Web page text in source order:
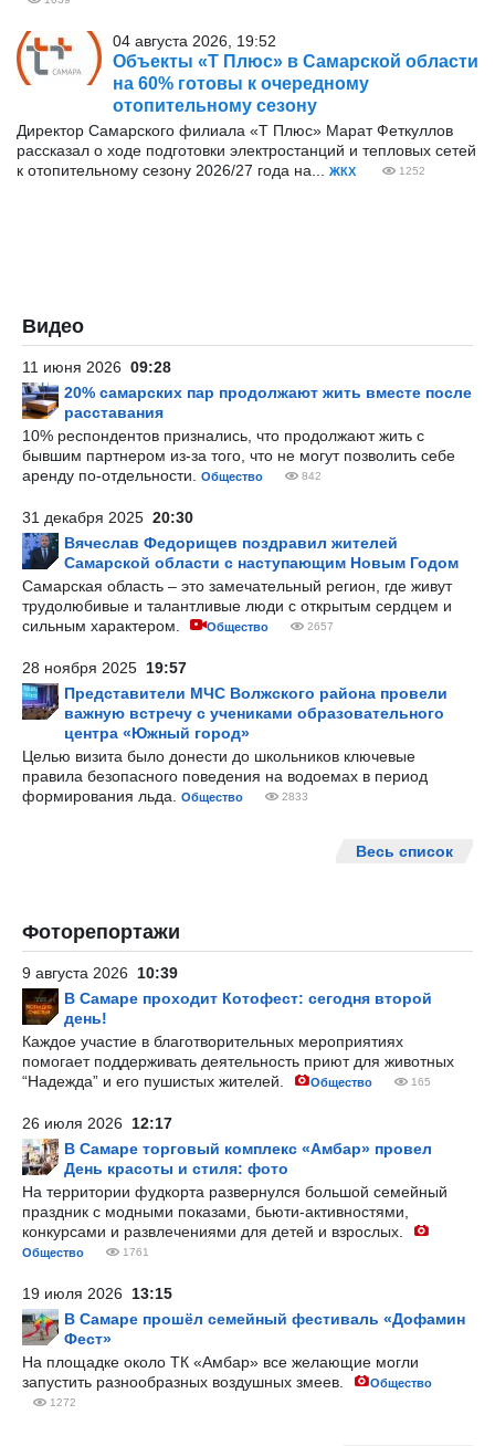
04 августа 2026, 19:52
Объекты «Т Плюс» в Самарской области
на 60% готовы к очередному
отопительному сезону
Директор Самарского филиала «Т Плюс» Марат Феткуллов
рассказал о ходе подготовки электростанций и тепловых сетей
к отопительному сезону 2026/27 года на...
ЖКХ 1252
Видео
11 июня 2026 09:28
20% самарских пар продолжают жить вместе после
расставания
10% респондентов признались, что продолжают жить с
бывшим партнером из-за того, что не могут позволить себе
аренду по-отдельности.
Общество 842
31 декабря 2025 20:30
Вячеслав Федорищев поздравил жителей
Самарской области с наступающим Новым Годом
Самарская область – это замечательный регион, где живут
трудолюбивые и талантливые люди с открытым сердцем и
сильным характером.
Общество 2657
28 ноября 2025 19:57
Представители МЧС Волжского района провели
важную встречу с учениками образовательного
центра «Южный город»
Целью визита было донести до школьников ключевые
правила безопасного поведения на водоемах в период
формирования льда.
Общество 2833
Весь список
Фоторепортажи
9 августа 2026 10:39
В Самаре проходит Котофест: сегодня второй
день!
Каждое участие в благотворительных мероприятиях
помогает поддерживать деятельность приют для животных
“Надежда” и его пушистых жителей.
Общество 165
26 июля 2026 12:17
В Самаре торговый комплекс «Амбар» провел
День красоты и стиля: фото
На территории фудкорта развернулся большой семейный
праздник с модными показами, бьюти-активностями,
конкурсами и развлечениями для детей и взрослых.
Общество 1761
19 июля 2026 13:15
В Самаре прошёл семейный фестиваль «Дофамин
Фест»
На площадке около ТК «Амбар» все желающие могли
запустить разнообразных воздушных змеев.
Общество
1272